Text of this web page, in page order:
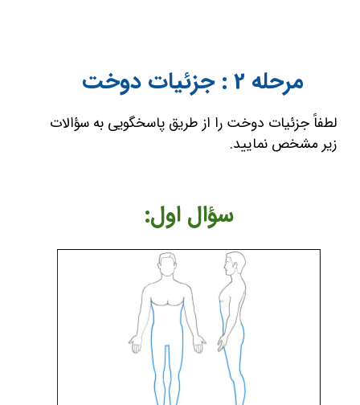
مرحله 2 : جزئیات دوخت
لطفاً جزئیات دوخت را از طریق پاسخگویی به سؤالات
زیر مشخص نمایید.
​​​​سؤال اول: